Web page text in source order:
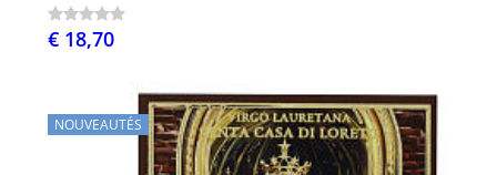
€ 18,70
NOUVEAUTÉS